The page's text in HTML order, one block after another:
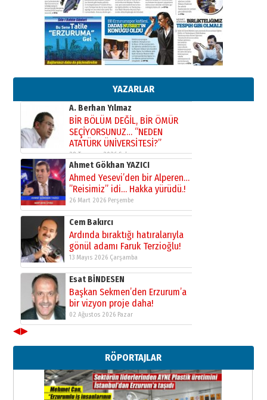
YAZARLAR
Murat Şahsuvaroğlu ERKON’da
çıtayı yukarı taşırken,
yönetimdekiler aşağı
çekmemeli!
17 Şubat 2026 SalıOrhan BOZKURT
Bir fotoğraf, bir şehir, bir
gazeteci… Dizginler kimin
A. Berhan Yılmaz
BİR BÖLÜM DEĞİL, BİR ÖMÜR
SEÇİYORSUNUZ… “NEDEN
ATATÜRK ÜNİVERSİTESİ?”
28 Temmuz 2026 Salı
Ahmet Gökhan YAZICI
Ahmed Yesevi’den bir Alperen…
”Reisimiz” idi… Hakka yürüdü.!
26 Mart 2026 Perşembe
Cem Bakırcı
Ardında bıraktığı hatıralarıyla
gönül adamı Faruk Terzioğlu!
13 Mayıs 2026 Çarşamba
Esat BİNDESEN
Başkan Sekmen’den Erzurum’a
bir vizyon proje daha!
02 Ağustos 2026 Pazar
Erzurumspor’un köşe taşları
29 Haziran 2026 Pazartesi
Kenan GÜLERCİ
◀▶
RÖPORTAJLAR